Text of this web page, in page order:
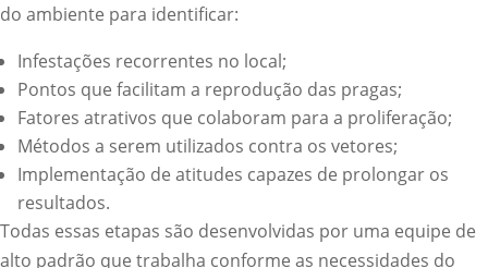
do ambiente para identificar:
Infestações recorrentes no local;
Pontos que facilitam a reprodução das pragas;
Fatores atrativos que colaboram para a proliferação;
Métodos a serem utilizados contra os vetores;
Implementação de atitudes capazes de prolongar os
resultados.
Todas essas etapas são desenvolvidas por uma equipe de
alto padrão que trabalha conforme as necessidades do